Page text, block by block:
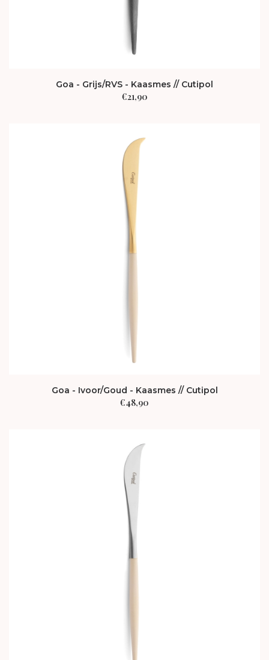
Goa - Grijs/RVS - Kaasmes // Cutipol
€21,90
Goa - Ivoor/Goud - Kaasmes // Cutipol
€48,90